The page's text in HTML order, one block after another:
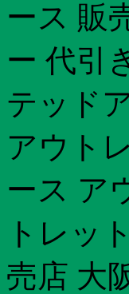
ース 販
ー 代引
テッド
アウト
ース ア
トレッ
売店 大